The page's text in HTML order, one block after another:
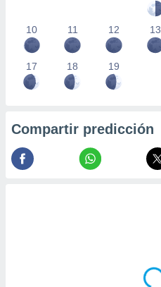
10 11 12 13
17 18 19
Compartir predicción